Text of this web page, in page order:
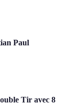
Paul
Tir avec 8